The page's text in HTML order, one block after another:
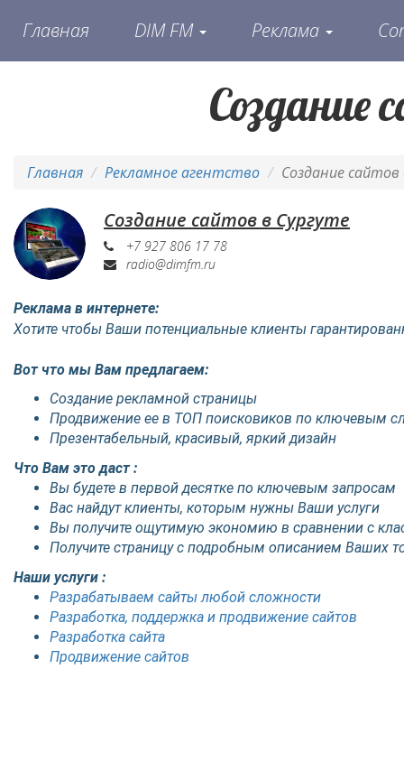
Главная DIM FM Реклама
Создание
Главная Рекламное агентство Создание сайтов
Создание сайтов в Сургуте
+7 927 806 17 78
radio@dimfm.ru
Реклама в интернете:
Хотите чтобы Ваши потенциальные клиенты
Вот что мы Вам предлагаем:
Создание рекламной страницы
Продвижение ее в ТОП поисковиков по ключевым
Презентабельный, красивый, яркий дизайн
Что Вам это даст :
Вы будете в первой десятке по ключевым запросам
Вас найдут клиенты, которым нужны Ваши услуги
Вы получите ощутимую экономию в сравнении с
Получите страницу с подробным описанием Ваших
Наши услуги :
Разрабатываем сайты любой сложности
Разработка, поддержка и продвижение сайтов
Разработка сайта
Продвижение сайтов